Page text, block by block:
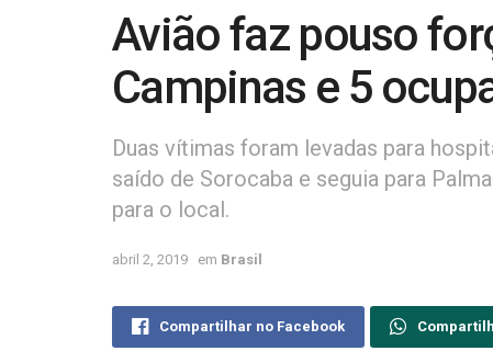
Avião faz pouso
Campinas e 5
Duas vítimas foram levadas para
saído de Sorocaba e seguia para
para o local.
abril 2, 2019 em Brasil
Compartilhar no Facebook